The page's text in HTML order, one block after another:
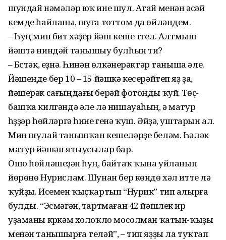
шундай нәмәләр юҡ ине шул. Атай менән әсәй
кемде һайланы, шуға тоттом да өйләндем.
– Һуң мин бит хәҙер йәш кеше түгел. Алтмыш
йәштә нин­дәй танышыу булһын ти?
– Бүстәк, еҙнә. Һинән өл­кә­нерәктәр таныша әле.
Йәшең­де бер 10 – 15 йәшкә кесе­рәйтеп яҙ ҙа,
йәшерәк сағың­дағы берәй фотоңды ҡуй. Төҫ-
башҡа килгәндә әле лә ниша­уаһың, ә матур
һүҙҙәр һөйләр­гә һине генә ҡуш. Әйҙә, уштарын ал.
Мин шулай танышҡан кешеләрҙе беләм. Һәләк
матур йәшәп ятыусылар бар.
Ошо һөйләшеүҙән һуң, бай­таҡ ҡына уйланып
йөрөнө Нурислам. Шунан бер көндө хәл итте лә
ҡуйҙы. Исемен ҡыҫ­ҡартып “Нурик” тип алырға
булды. “Эсмәгән, тартмаған 42 йәшлек ир
уҙаманы күркәм холоҡло мосолман ҡатын-ҡыҙы
менән танышырға те­ләй”, – тип яҙҙы ла туҡтап